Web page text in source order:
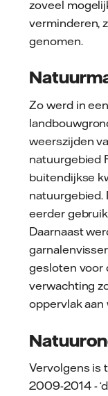
zoveel
verminderen,
genomen.
Zo werd in
weerszijden
natuurgebied
buitendijkse
natuurgebied.
eerder
Daarnaast
gesloten voor
verwachting
oppervlak
Vervolgens is
2009-2014 -